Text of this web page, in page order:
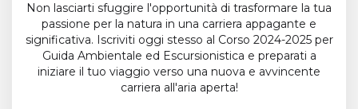
Non lasciarti sfuggire l'opportunità di trasformare la tua
passione per la natura in una carriera appagante e
significativa. Iscriviti oggi stesso al Corso 2024-2025 per
Guida Ambientale ed Escursionistica e preparati a
iniziare il tuo viaggio verso una nuova e avvincente
carriera all'aria aperta!